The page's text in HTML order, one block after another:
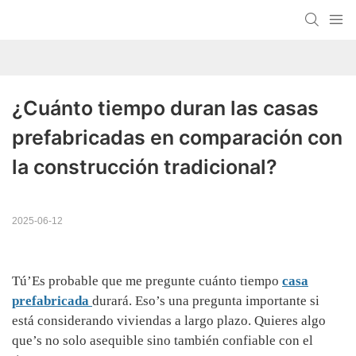
¿Cuánto tiempo duran las casas
prefabricadas en comparación con
la construcción tradicional?
2025-06-12
Tú’Es probable que me pregunte cuánto tiempo casa
prefabricada durará. Eso’s una pregunta importante si
está considerando viviendas a largo plazo. Quieres algo
que’s no solo asequible sino también confiable con el